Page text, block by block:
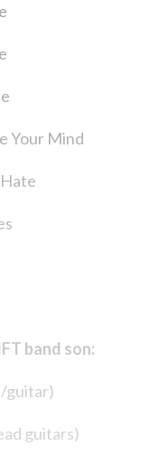
Your Mind
band son:
guitar)
guitars)